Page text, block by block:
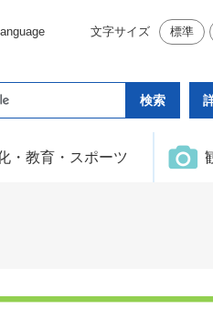
文字サイズ 標準
・教育・スポーツ